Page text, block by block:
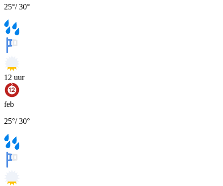
25°/30°
12 uur
feb
25°/30°